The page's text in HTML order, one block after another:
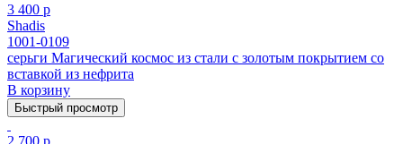
3 400 р
Shadis
1001-0109
серьги Магический космос из стали с золотым покрытием cо
вставкой из нефрита
В корзину
Быстрый просмотр
2 700 р